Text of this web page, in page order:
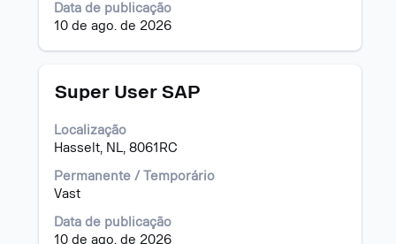
Data de publicação
10 de ago. de 2026
pressionada
para
visualizar
as
informações
dela.
Título
Super User SAP
Localização
Hasselt, NL, 8061RC
Permanente / Temporário
Vast
Data de publicação
10 de ago. de 2026
Selecione
vaga
com
barra
de
pressionada